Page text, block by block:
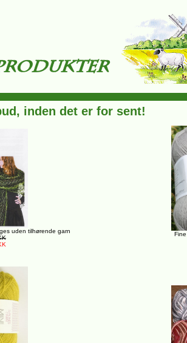
inden det er for sent!
uden tilhørende garn